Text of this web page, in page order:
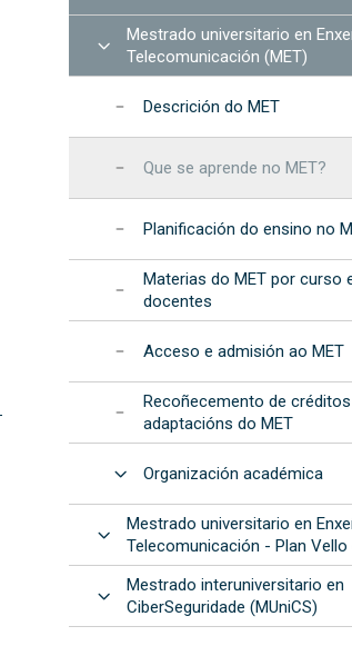
informáticos
e recursos
Resultados:
anuais
Programa de
Estratéxico da
Acreditación
institucional
e
de Dispositivos de
Integrada (2025)
da Muller e da Nena nas TIC –
da Muller e da Nena na Ciencia -
Abrir
Mestrado universitario en
Telecomunicación (MET)
Descrición do MET
Que se aprende no MET?
Planificación do ensino no
Materias do MET por curso
docentes
Acceso e admisión ao MET
Recoñecemento de
adaptacións do MET
Abrir
Organización académica
Abrir
Mestrado universitario en
Telecomunicación - Plan Vello
Abrir
Mestrado interuniversitario en
CiberSeguridade (MUniCS)